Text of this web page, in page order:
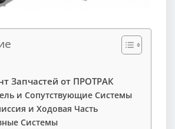
Запчастей от ПРОТРАК
и Сопутствующие Системы
и Ходовая Часть
Системы